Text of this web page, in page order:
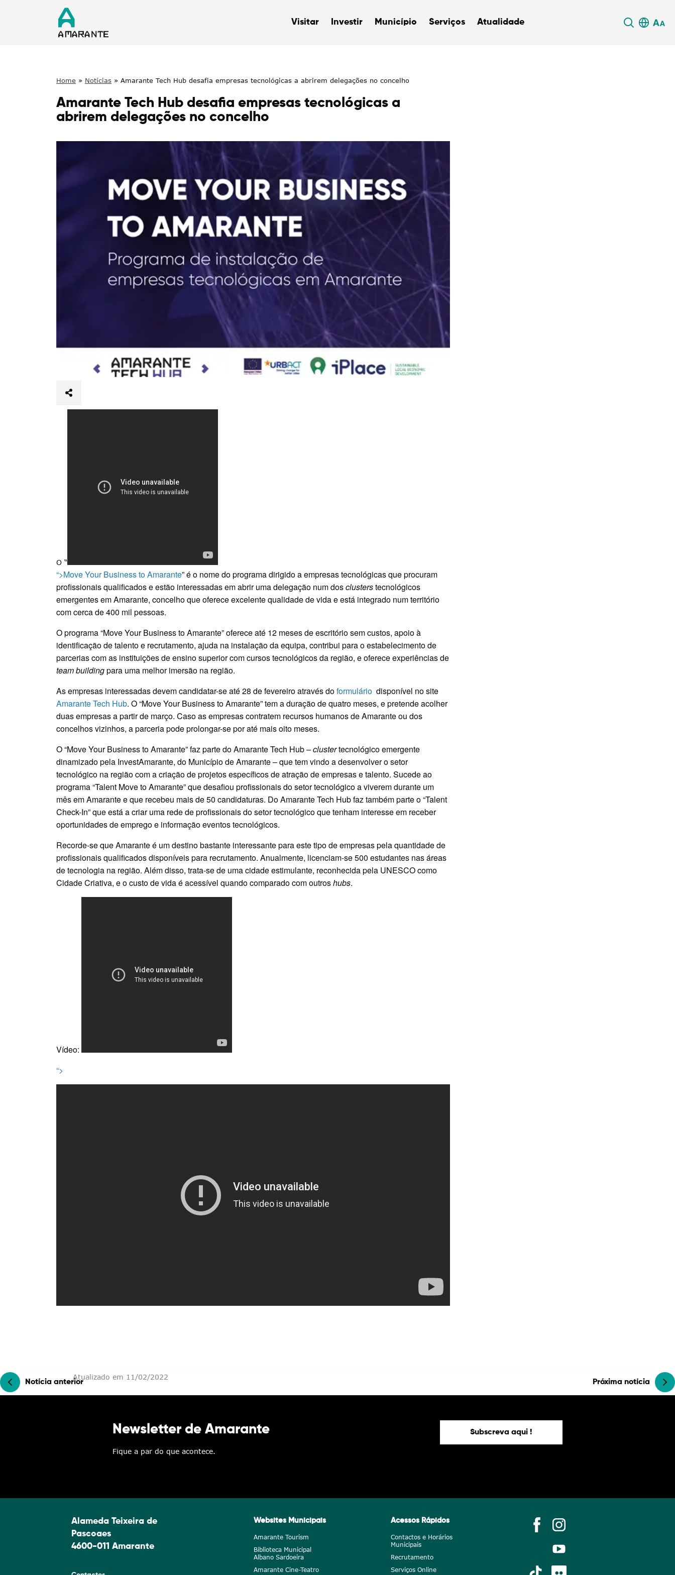
Visitar Investir Município Serviços Atualidade
Termo de Pesquisa
Categorias gerais
Home » Notícias » Amarante Tech Hub desafia empresas tecnológicas a abrirem delegações no concelho
Amarante Tech Hub desafia empresas tecnológicas a
abrirem delegações no concelho
O “
“>Move Your Business to Amarante” é o nome do programa dirigido a empresas tecnológicas que procuram
profissionais qualificados e estão interessadas em abrir uma delegação num dosclusterstecnológicos
emergentes em Amarante, concelho que oferece excelente qualidade de vida e está integrado num território
com cerca de 400 mil pessoas.
O programa “Move Your Business to Amarante” oferece até 12 meses de escritório sem custos, apoio à
identificação de talento e recrutamento, ajuda na instalação da equipa, contribui para o estabelecimento de
parcerias com as instituições de ensino superior com cursos tecnológicos da região, e oferece experiências de
team buildingpara uma melhor imersão na região.
As empresas interessadas devem candidatar-se até 28 de fevereiro através doformulário disponível no site
Amarante Tech Hub. O “Move Your Business to Amarante” tem a duração de quatro meses, e pretende acolher
duas empresas a partir de março. Caso as empresas contratem recursos humanos de Amarante ou dos
concelhos vizinhos, a parceria pode prolongar-se por até mais oito meses.
O “Move Your Business to Amarante” faz parte do Amarante Tech Hub –clustertecnológico emergente
dinamizado pela InvestAmarante, do Município de Amarante – que tem vindo a desenvolver o setor
tecnológico na região com a criação de projetos específicos de atração de empresas e talento. Sucede ao
programa “Talent Move to Amarante” que desafiou profissionais do setor tecnológico a viverem durante um
mês em Amarante e que recebeu mais de 50 candidaturas. Do Amarante Tech Hub faz também parte o “Talent
Check-In” que está a criar uma rede de profissionais do setor tecnológico que tenham interesse em receber
oportunidades de emprego e informação eventos tecnológicos.
Recorde-se que Amarante é um destino bastante interessante para este tipo de empresas pela quantidade de
profissionais qualificados disponíveis para recrutamento. Anualmente, licenciam-se 500 estudantes nas áreas
de tecnologia na região. Além disso, trata-se de uma cidade estimulante, reconhecida pela UNESCO como
Cidade Criativa, e o custo de vida é acessível quando comparado com outroshubs.
Vídeo:
“>
Notícia anterior Próxima notícia
Atualizado em 11/02/2022
Newsletter de Amarante
Fique a par do que acontece.
Subscreva aqui !
Alameda Teixeira de
Pascoaes
4600-011 Amarante
Websites Municipais
Amarante Tourism
Biblioteca Municipal
Albano Sardoeira
Amarante Cine-Teatro
Acessos Rápidos
Contactos e Horários
Municipais
Recrutamento
Serviços Online